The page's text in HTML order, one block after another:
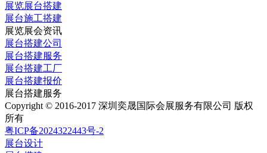
展览展台搭建
展台施工搭建
展览展会资讯
展台搭建公司
展台搭建服务
展台搭建工厂
展台搭建报价
展台搭建服务
Copyright © 2016-2017 深圳奕晟国际会展服务有限公司 版权
所有
粤ICP备2024322443号-2
展台设计